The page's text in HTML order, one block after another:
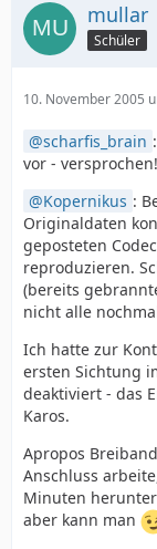
mullar
Schüler
10. November 2005
scharfis_brain
vor - versprochen!
Kopernikus :
Originaldaten
geposteten
reproduzieren.
(bereits
nicht alle
Ich hatte zur
ersten Sichtung
deaktiviert - das
Karos.
Apropos
Anschluss
Minuten
aber kann man